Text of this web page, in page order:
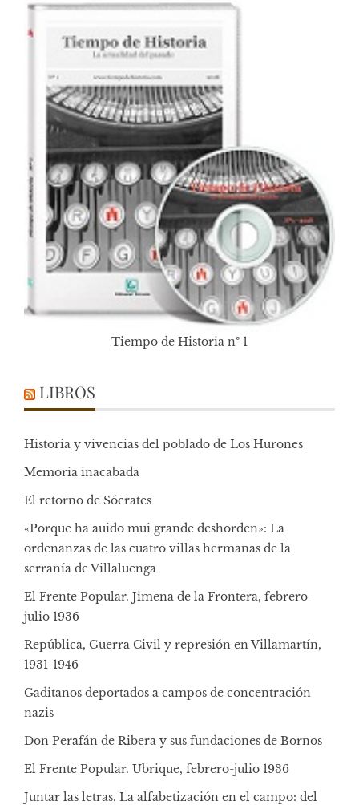
Tiempo de Historia nº 1
LIBROS
Historia y vivencias del poblado de Los Hurones
Memoria inacabada
El retorno de Sócrates
«Porque ha auido mui grande deshorden»: La
ordenanzas de las cuatro villas hermanas de la
serranía de Villaluenga
El Frente Popular. Jimena de la Frontera, febrero-
julio 1936
República, Guerra Civil y represión en Villamartín,
1931-1946
Gaditanos deportados a campos de concentración
nazis
Don Perafán de Ribera y sus fundaciones de Bornos
El Frente Popular. Ubrique, febrero-julio 1936
Juntar las letras. La alfabetización en el campo: del